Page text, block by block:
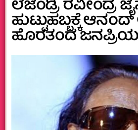
ಲೆಜೆಂಡ್ರಿ ರವೀಂದ್ರ
ಹುಟ್ಟುಹಬ್ಬಕ್ಕೆ
ಹೊರತಂದ ಜನಪ್ರಿಯ